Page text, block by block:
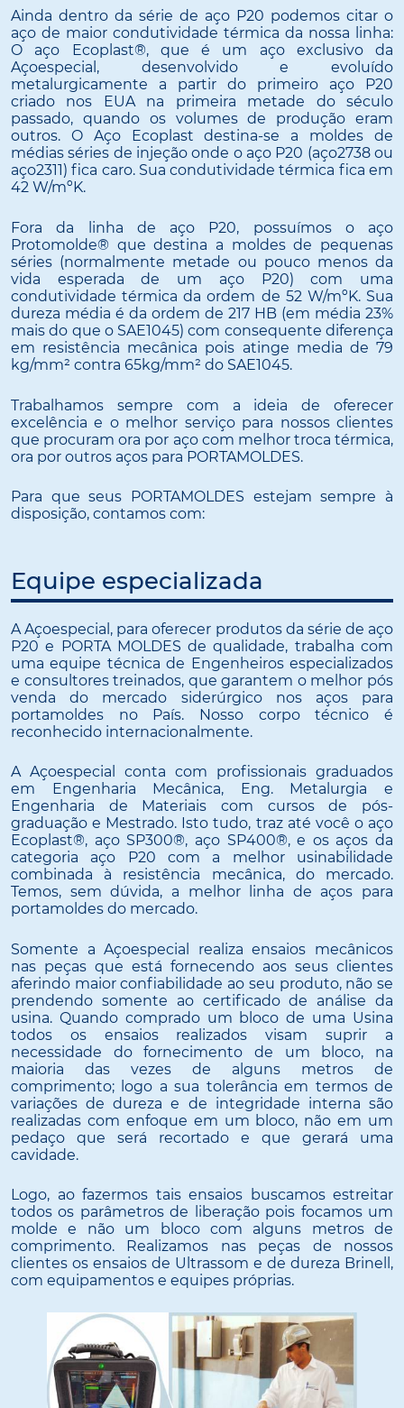
Ainda dentro da série de aço P20 podemos citar o
aço de maior condutividade térmica da nossa linha:
O aço Ecoplast®, que é um aço exclusivo da
Açoespecial, desenvolvido e evoluído
metalurgicamente a partir do primeiro aço P20
criado nos EUA na primeira metade do século
passado, quando os volumes de produção eram
outros. O Aço Ecoplast destina-se a moldes de
médias séries de injeção onde o aço P20 (aço2738 ou
aço2311) fica caro. Sua condutividade térmica fica em
42 W/mºK.
Fora da linha de aço P20, possuímos o aço
Protomolde® que destina a moldes de pequenas
séries (normalmente metade ou pouco menos da
vida esperada de um aço P20) com uma
condutividade térmica da ordem de 52 W/mºK. Sua
dureza média é da ordem de 217 HB (em média 23%
mais do que o SAE1045) com consequente diferença
em resistência mecânica pois atinge media de 79
kg/mm² contra 65kg/mm² do SAE1045.
Trabalhamos sempre com a ideia de oferecer
excelência e o melhor serviço para nossos clientes
que procuram ora por aço com melhor troca térmica,
ora por outros aços para PORTAMOLDES.
Para que seus PORTAMOLDES estejam sempre à
disposição, contamos com:
Equipe especializada
A Açoespecial, para oferecer produtos da série de aço
P20 e PORTA MOLDES de qualidade, trabalha com
uma equipe técnica de Engenheiros especializados
e consultores treinados, que garantem o melhor pós
venda do mercado siderúrgico nos aços para
portamoldes no País. Nosso corpo técnico é
reconhecido internacionalmente.
A Açoespecial conta com profissionais graduados
em Engenharia Mecânica, Eng. Metalurgia e
Engenharia de Materiais com cursos de pós-
graduação e Mestrado. Isto tudo, traz até você o aço
Ecoplast®, aço SP300®, aço SP400®, e os aços da
categoria aço P20 com a melhor usinabilidade
combinada à resistência mecânica, do mercado.
Temos, sem dúvida, a melhor linha de aços para
portamoldes do mercado.
Somente a Açoespecial realiza ensaios mecânicos
nas peças que está fornecendo aos seus clientes
aferindo maior confiabilidade ao seu produto, não se
prendendo somente ao certificado de análise da
usina. Quando comprado um bloco de uma Usina
todos os ensaios realizados visam suprir a
necessidade do fornecimento de um bloco, na
maioria das vezes de alguns metros de
comprimento; logo a sua tolerância em termos de
variações de dureza e de integridade interna são
realizadas com enfoque em um bloco, não em um
pedaço que será recortado e que gerará uma
cavidade.
Logo, ao fazermos tais ensaios buscamos estreitar
todos os parâmetros de liberação pois focamos um
molde e não um bloco com alguns metros de
comprimento. Realizamos nas peças de nossos
clientes os ensaios de Ultrassom e de dureza Brinell,
com equipamentos e equipes próprias.